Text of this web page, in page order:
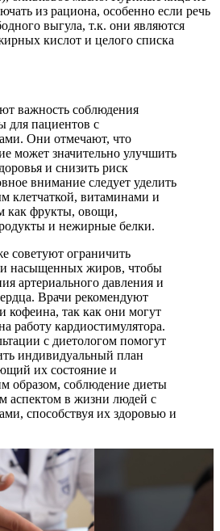
из рациона, особенно если речь
выгула, т.к. они являются
кислот и целого списка
важность соблюдения
для пациентов с
Они отмечают, что
может значительно улучшить
и снизить риск
внимание следует уделить
клетчаткой, витаминами и
как фрукты, овощи,
и нежирные белки.
советуют ограничить
и насыщенных жиров, чтобы
артериального давления и
Врачи рекомендуют
кофеина, так как они могут
работу кардиостимулятора.
с диетологом помогут
индивидуальный план
их состояние и
образом, соблюдение диеты
аспектом в жизни людей с
способствуя их здоровью и